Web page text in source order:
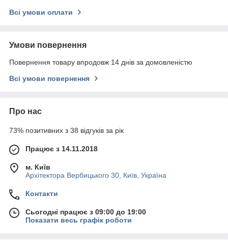
Всі умови оплати
Умови повернення
Повернення товару впродовж 14 днів за домовленістю
Всі умови повернення
Про нас
73% позитивних з 38 відгуків за рік
Працює з 14.11.2018
м. Київ
Архітектора Вербицького 30, Київ, Україна
Контакти
Сьогодні працює з 09:00 до 19:00
Показати весь графік роботи